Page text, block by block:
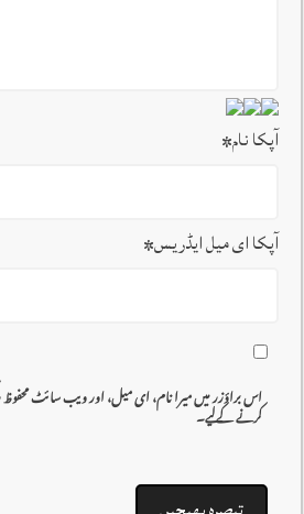
آپکا نام*
آپکا ای میل ایڈریس*
اس براؤزر میں میرا نام، ای میل، اور ویب سائٹ محفوظ
کرنے کےلیے۔